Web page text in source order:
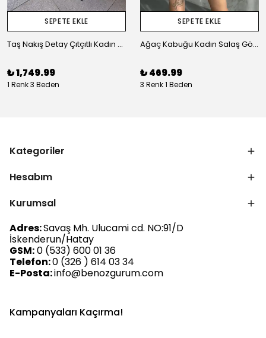
SEPETE EKLE
Taş Nakış Detay Çıtçıtlı Kadın Oversize Jean Gömlek
₺ 1,749.99
1 Renk 3 Beden
SEPETE EKLE
Ağaç Kabuğu Kadın Salaş Gömlek
₺ 469.99
3 Renk 1 Beden
Kategoriler
Hesabım
Kurumsal
Adres:Savaş Mh. Ulucami cd. NO:91/D
İskenderun/Hatay
GSM:0 (533) 600 01 36
Telefon:0 (326 ) 614 03 34
E-Posta:info@benozgurum.com
Kampanyaları Kaçırma!